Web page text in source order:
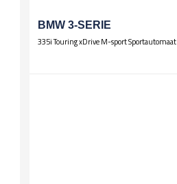
BMW 3-SERIE
335i Touring xDrive M-sport Sportautomaat